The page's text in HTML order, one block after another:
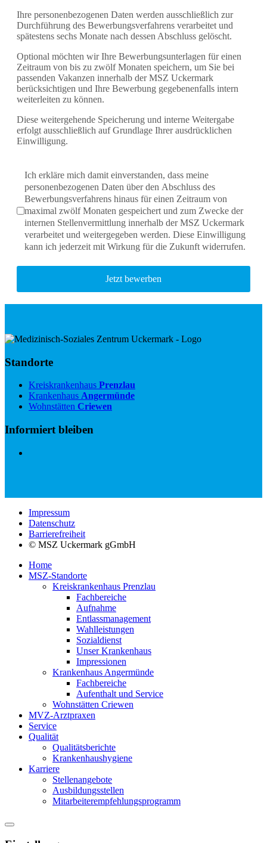
Ihre personenbezogenen Daten werden ausschließlich zur
Durchführung des Bewerbungsverfahrens verarbeitet und
spätestens sechs Monate nach dessen Abschluss gelöscht.
Optional möchten wir Ihre Bewerbungsunterlagen für einen
Zeitraum von bis zu zwölf Monaten speichern, um Sie bei
passenden Vakanzen innerhalb der MSZ Uckermark
berücksichtigen und Ihre Bewerbung gegebenenfalls intern
weiterleiten zu können.
Diese weitergehende Speicherung und interne Weitergabe
erfolgt ausschließlich auf Grundlage Ihrer ausdrücklichen
Einwilligung.
Markierungsfelder *
Ich erkläre mich damit einverstanden, dass meine
personenbezogenen Daten über den Abschluss des
Bewerbungsverfahrens hinaus für einen Zeitraum von
maximal zwölf Monaten gespeichert und zum Zwecke der
internen Stellenvermittlung innerhalb der MSZ Uckermark
verarbeitet und weitergegeben werden. Diese Einwilligung
kann ich jederzeit mit Wirkung für die Zukunft widerrufen.
Jetzt bewerben
Standorte
Kreiskrankenhaus Prenzlau
Krankenhaus Angermünde
Wohnstätten Criewen
Informiert bleiben
Impressum
Datenschutz
Barrierefreiheit
© MSZ Uckermark gGmbH
Home
MSZ-Standorte
Kreiskrankenhaus Prenzlau
Fachbereiche
Aufnahme
Entlassmanagement
Wahlleistungen
Sozialdienst
Unser Krankenhaus
Impressionen
Krankenhaus Angermünde
Fachbereiche
Aufenthalt und Service
Wohnstätten Criewen
MVZ-Arztpraxen
Service
Qualität
Qualitätsberichte
Krankenhaushygiene
Karriere
Stellenangebote
Ausbildungsstellen
Mitarbeiterempfehlungsprogramm